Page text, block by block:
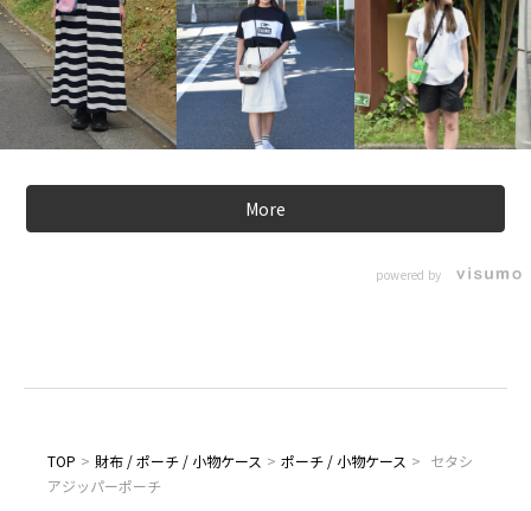
More
powered by
TOP > 財布 / ポーチ / 小物ケース > ポーチ / 小物ケース > セタシ
アジッパーポーチ